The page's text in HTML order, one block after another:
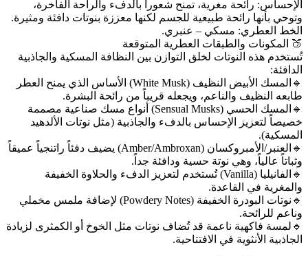
الإحساس: رائحة مغرية، تمنح شعوراً بالدفء والراحة الفاخرة،
وتوحي بأنها رائحة طبيعية للجسم لكنها معززة بنوتات دافئة ومثيرة.
الخط العطري: مسكي – عنبري.
🍑 المكونات والطبقات العطرية المتوقعة
تُستخدم هذه النوتات لخلق التوازن بين النظافة المسكية والجاذبية
الدافئة:
🔹️المسك الأبيض النظيف (White Musk) الأساس الذي يمنح العطر
طابعه النظيف والناعم، ويجعله قريباً من رائحة البشرة.
🔹️المسك الحسي (Sensual Musks) أنواع مسك صناعية مصممة
خصيصاً لتعزيز الإحساس بالدفء والجاذبية (مثل نوتات الألدهيد
المسكية).
🔹️العنبر/الأمبروكسان (Amber/Ambroxan) يضيف دفئاً راتنجياً عميقاً
وثباتاً عالياً، وهي نوتة حسية ودافئة جداً.
🔹️الفانيليا (Vanilla) تُستخدم لتعزيز الدفء والحلاوة الخفيفة
والمغرية في القاعدة.
🔹️نوتات البودرة الخفيفة (Powdery Notes) لإضافة ملمس مخملي
وناعم للرائحة.
🔹️لمسة فاكهية ناعمة قد تُضاف نوتات مثل الخوخ أو الكمثرى لزيادة
الجاذبية الأنثوية في الافتتاحية.